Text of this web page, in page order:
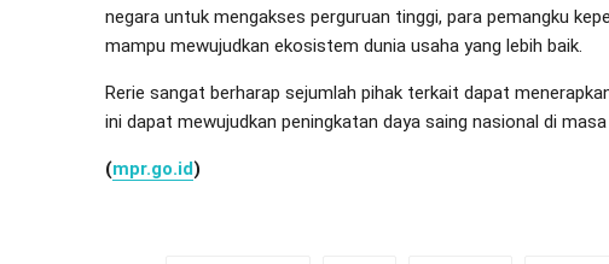
negara untuk mengakses perguruan tinggi, para pemangku
mampu mewujudkan ekosistem dunia usaha yang lebih baik.
Rerie sangat berharap sejumlah pihak terkait dapat
ini dapat mewujudkan peningkatan daya saing nasional di
(mpr.go.id)